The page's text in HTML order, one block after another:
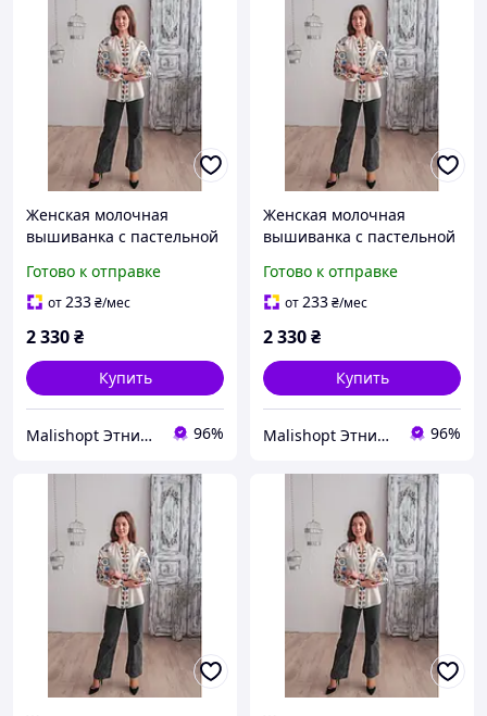
Женская молочная
вышиванка с пастельной
голубых и коричневых
тонах, S
Готово к отправке
от233₴/мес
2 330₴
Купить
Malishopt Этническая одежда и головные уборы, все для крещения 96%
Женская молочная
вышиванка с пастельной
голубых и коричневых
тонах, M
Готово к отправке
от233₴/мес
2 330₴
Купить
Malishopt Этническая одежда и головные уборы, все для крещения 96%